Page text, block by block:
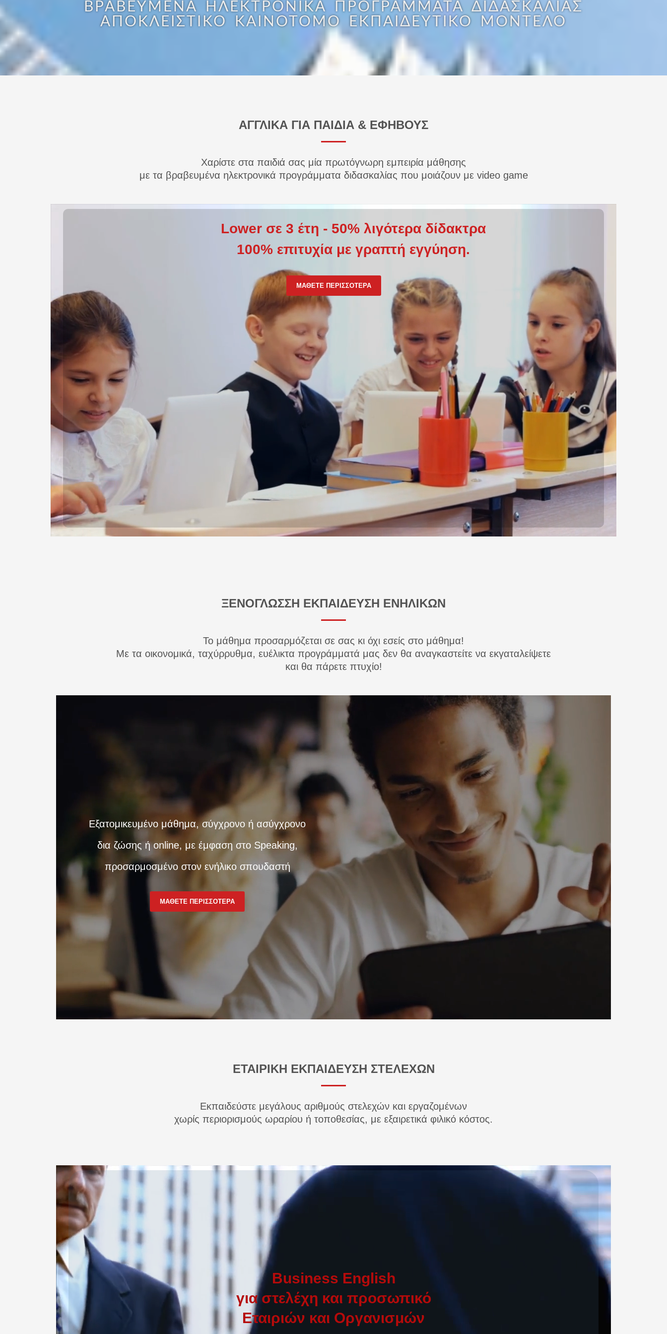
ΒΡΑΒΕΥΜΈΝΑ ΗΛΕΚΤΡΟΝΙΚΆ ΠΡΟΓΡΆΜΜΑΤΑ ΔΙΔΑΣΚΑΛΊΑΣ
ΑΠΟΚΛΕΙΣΤΙΚΟ ΚΑΙΝΟΤΌΜΟ ΕΚΠΑΙΔΕΥΤΙΚΌ ΜΟΝΤΈΛΟ
ΑΓΓΛΙΚΑ ΓΙΑ ΠΑΙΔΙΑ & ΕΦΗΒΟΥΣ
Χαρίστε στα παιδιά σας μία πρωτόγνωρη εμπειρία μάθησης
με τα βραβευμένα ηλεκτρονικά προγράμματα διδασκαλίας που μοιάζουν με video game
Lower σε 3 έτη - 50% λιγότερα δίδακτρα
100% επιτυχία με γραπτή εγγύηση.
ΜΑΘΕΤΕ ΠΕΡΙΣΣΟΤΕΡΑ
ΞΕΝΟΓΛΩΣΣΗ ΕΚΠΑΙΔΕΥΣΗ ΕΝΗΛΙΚΩΝ
Το μάθημα προσαρμόζεται σε σας κι όχι εσείς στο μάθημα!
Με τα οικονομικά, ταχύρρυθμα, ευέλικτα προγράμματά μας δεν θα αναγκαστείτε να εκγαταλείψετε
και θα πάρετε πτυχίο!
Εξατομικευμένο μάθημα, σύγχρονο ή ασύγχρονο
δια ζώσης ή online, με έμφαση στο Speaking,
προσαρμοσμένο στον ενήλικο σπουδαστή
ΜΑΘΕΤΕ ΠΕΡΙΣΣΟΤΕΡΑ
ΕΤΑΙΡΙΚΗ ΕΚΠΑΙΔΕΥΣΗ ΣΤΕΛΕΧΩΝ
Εκπαιδεύστε μεγάλους αριθμούς στελεχών και εργαζομένων
χωρίς περιορισμούς ωραρίου ή τοποθεσίας, με εξαιρετικά φιλικό κόστος.
Business English
για στελέχη και προσωπικό
Εταιριών και Οργανισμών